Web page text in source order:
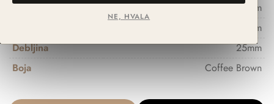
NE, HVALA
Dužina
2900mm
148mm
Debljina
25mm
Boja
Coffee Brown